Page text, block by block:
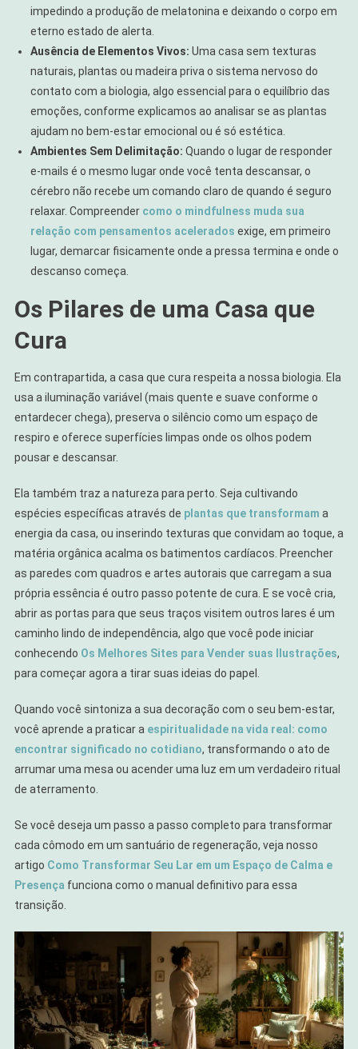
impedindo a produção de melatonina e deixando o corpo em
eterno estado de alerta.
Ausência de Elementos Vivos: Uma casa sem texturas
naturais, plantas ou madeira priva o sistema nervoso do
contato com a biologia, algo essencial para o equilíbrio das
emoções, conforme explicamos ao analisar se as plantas
ajudam no bem-estar emocional ou é só estética.
Ambientes Sem Delimitação: Quando o lugar de responder
e-mails é o mesmo lugar onde você tenta descansar, o
cérebro não recebe um comando claro de quando é seguro
relaxar. Compreender como o mindfulness muda sua
relação com pensamentos acelerados exige, em primeiro
lugar, demarcar fisicamente onde a pressa termina e onde o
descanso começa.
Os Pilares de uma Casa que
Cura
Em contrapartida, a casa que cura respeita a nossa biologia. Ela
usa a iluminação variável (mais quente e suave conforme o
entardecer chega), preserva o silêncio como um espaço de
respiro e oferece superfícies limpas onde os olhos podem
pousar e descansar.
Ela também traz a natureza para perto. Seja cultivando
espécies específicas através de plantas que transformam a
energia da casa, ou inserindo texturas que convidam ao toque, a
matéria orgânica acalma os batimentos cardíacos. Preencher
as paredes com quadros e artes autorais que carregam a sua
própria essência é outro passo potente de cura. E se você cria,
abrir as portas para que seus traços visitem outros lares é um
caminho lindo de independência, algo que você pode iniciar
conhecendo Os Melhores Sites para Vender suas Ilustrações,
para começar agora a tirar suas ideias do papel.
Quando você sintoniza a sua decoração com o seu bem-estar,
você aprende a praticar a espiritualidade na vida real: como
encontrar significado no cotidiano, transformando o ato de
arrumar uma mesa ou acender uma luz em um verdadeiro ritual
de aterramento.
Se você deseja um passo a passo completo para transformar
cada cômodo em um santuário de regeneração, veja nosso
artigo Como Transformar Seu Lar em um Espaço de Calma e
Presença funciona como o manual definitivo para essa
transição.